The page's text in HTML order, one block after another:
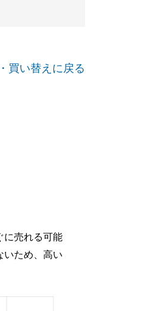
買い替えに戻る
に売れる可能
ため、高い